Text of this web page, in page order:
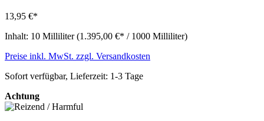
13,95 €*
Inhalt: 10 Milliliter(1.395,00 €* / 1000 Milliliter)
Preise inkl. MwSt. zzgl. Versandkosten
Sofort verfügbar, Lieferzeit: 1-3 Tage
Achtung